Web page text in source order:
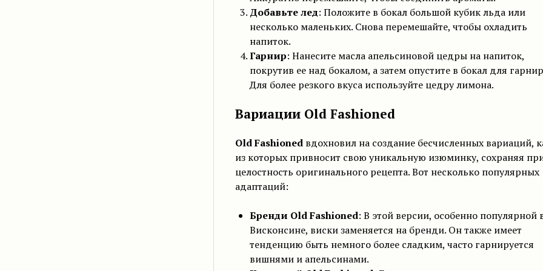
Добавьте лед: Положите в бокал большой кубик льда или
несколько маленьких. Снова перемешайте, чтобы охладить
напиток.
Гарнир: Нанесите масла апельсиновой цедры на напиток,
покрутив ее над бокалом, а затем опустите в бокал для
Для более резкого вкуса используйте цедру лимона.
Вариации Old Fashioned
Old Fashionedвдохновил на создание бесчисленных вариаций,
из которых привносит свою уникальную изюминку, сохраняя
целостность оригинального рецепта. Вот несколько популярных
адаптаций:
Бренди Old Fashioned: В этой версии, особенно популярной
Висконсине, виски заменяется на бренди. Он также имеет
тенденцию быть немного более сладким, часто гарнируется
вишнями и апельсинами.